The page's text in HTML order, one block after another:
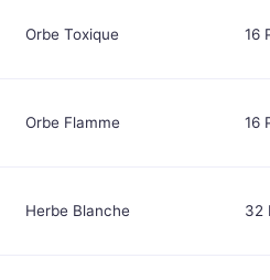
Orbe Toxique 16
Orbe Flamme 16
Herbe Blanche 32